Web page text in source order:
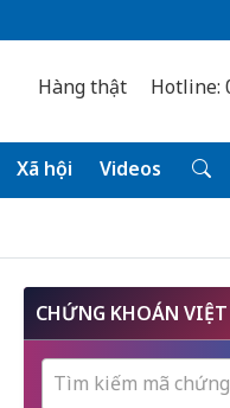
Hàng thật Hotline:
Xã hội Videos
CHỨNG KHOÁN